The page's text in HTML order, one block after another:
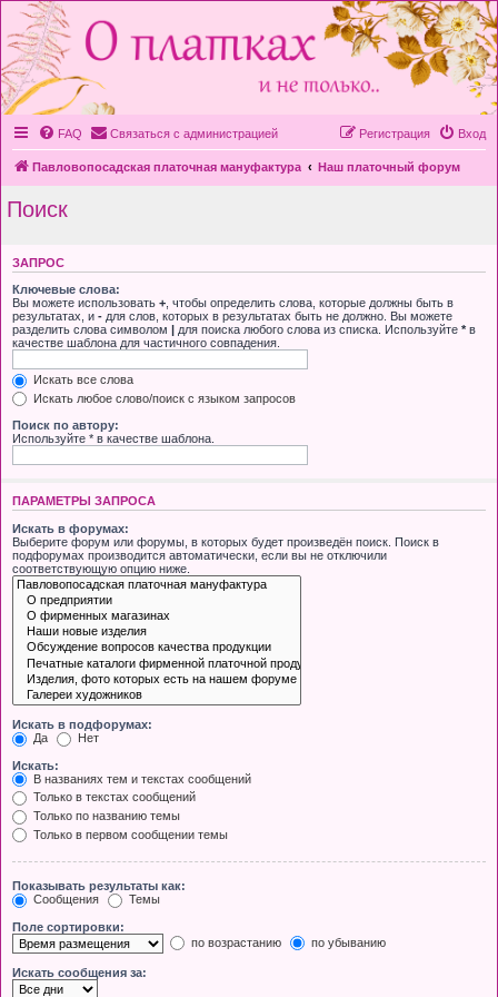
FAQ Связаться с администрацией Вход
Регистрация
Павловопосадская платочная мануфактура Наш платочный форум
Поиск
ЗАПРОС
Ключевые слова:
Вы можете использовать + , чтобы определить слова, которые должны быть в
результатах, и - для слов, которых в результатах быть не должно. Вы можете
разделить слова символом | для поиска любого слова из списка. Используйте *в
качестве шаблона для частичного совпадения.
Искать все слова
Искать любое слово/поиск с языком запросов
Поиск по автору:
Используйте * в качестве шаблона.
ПАРАМЕТРЫ ЗАПРОСА
Искать в форумах:
Выберите форум или форумы, в которых будет произведён поиск. Поиск в
подфорумах производится автоматически, если вы не отключили
соответствующую опцию ниже.
Искать в подфорумах:
Да
Нет
Искать:
В названиях тем и текстах сообщений
Только в текстах сообщений
Только по названию темы
Только в первом сообщении темы
Показывать результаты как:
Сообщения
Темы
Поле сортировки:
по возрастанию
по убыванию
Искать сообщения за: